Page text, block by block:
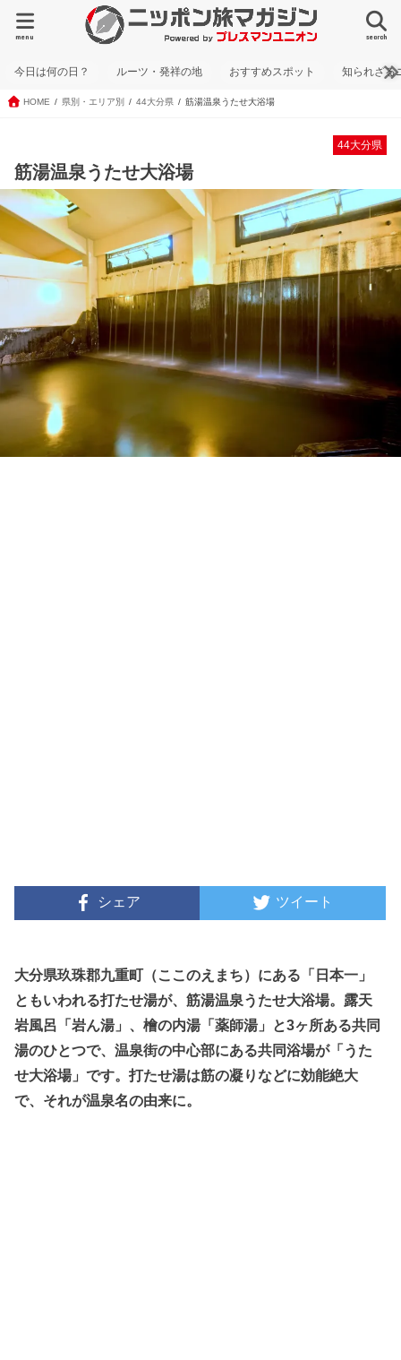
search
menu
今日は何の日？ ルーツ・発祥の地 おすすめスポット 知られざる
HOME 県別・エリア別 44大分県 筋湯温泉うたせ大浴場
44大分県
筋湯温泉うたせ大浴場
シェア ツイート
大分県玖珠郡九重町（ここのえまち）にある「日本一」
ともいわれる打たせ湯が、筋湯温泉うたせ大浴場。露天
岩風呂「岩ん湯」、檜の内湯「薬師湯」と3ヶ所ある共同
湯のひとつで、温泉街の中心部にある共同浴場が「うた
せ大浴場」です。打たせ湯は筋の凝りなどに効能絶大
で、それが温泉名の由来に。